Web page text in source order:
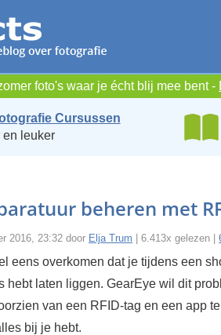
foto's waar je écht blij mee bent -
Cursussen
en leuker
beheren met
2016, 23:32 door Elja Trum | 6.413x gelezen |
eens overkomen dat je tijdens een
hebt laten liggen. GearEye wil dit
van een RFID-tag en een app
bij je hebt.